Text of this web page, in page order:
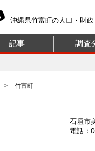
沖縄県竹富町の人口・財
記事 調査
> 竹富町
石垣市
電話：